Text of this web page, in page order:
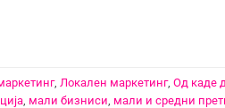
, Локален маркетинг,Од каде
мали бизниси мали и средни